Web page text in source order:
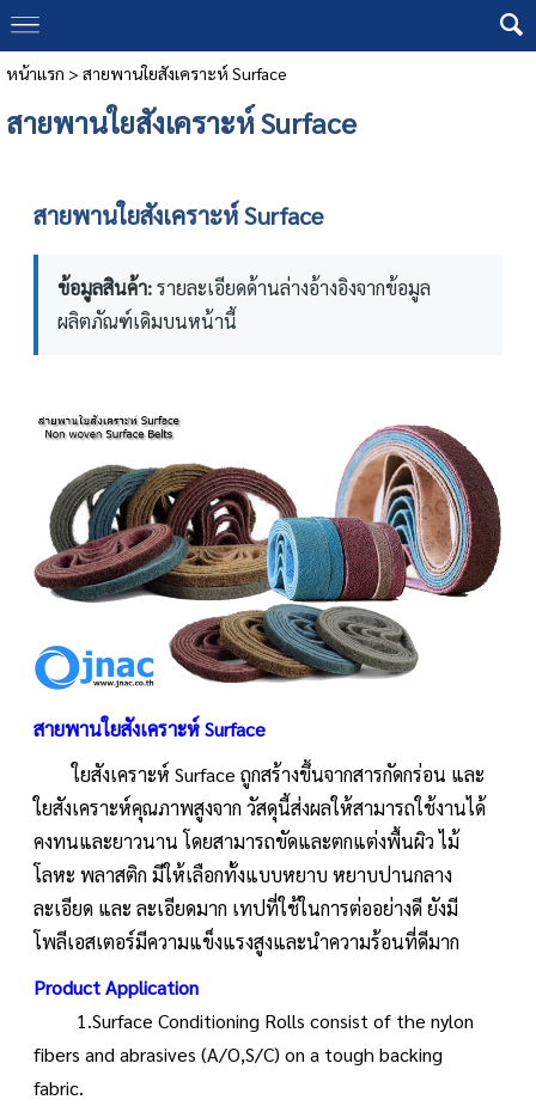
หน้าแรก > สายพานใยสังเคราะห์ Surface
สายพานใยสังเคราะห์ Surface
สายพานใยสังเคราะห์ Surface
ข้อมูลสินค้า:รายละเอียดด้านล่างอ้างอิงจากข้อมูล
ผลิตภัณฑ์เดิมบนหน้านี้
สายพานใยสังเคราะห์ Surface
ใยสังเคราะห์ Surface ถูกสร้างขึ้นจากสารกัดกร่อน และ
ใยสังเคราะห์คุณภาพสูงจาก วัสดุนี้ส่งผลให้สามารถใช้งานได้
คงทนและยาวนาน โดยสามารถขัดและตกแต่งพื้นผิว ไม้
โลหะ พลาสติก มีให้เลือกทั้งแบบหยาบ หยาบปานกลาง
ละเอียด และ ละเอียดมาก เทปที่ใช้ในการต่ออย่างดี ยังมี
โพลีเอสเตอร์มีความแข็งแรงสูงและนำความร้อนที่ดีมาก
Product Application
1.Surface Conditioning Rolls consist of the nylon
fibers and abrasives (A/O,S/C) on a tough backing
fabric.